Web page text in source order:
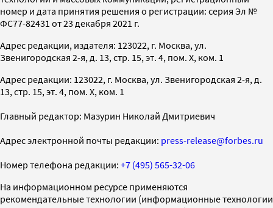
номер и дата принятия решения о регистрации: серия Эл №
ФС77-82431 от 23 декабря 2021 г.
Адрес редакции, издателя: 123022, г. Москва, ул.
Звенигородская 2-я, д. 13, стр. 15, эт. 4, пом. X, ком. 1
Адрес редакции: 123022, г. Москва, ул. Звенигородская 2-я, д.
13, стр. 15, эт. 4, пом. X, ком. 1
Главный редактор: Мазурин Николай Дмитриевич
Адрес электронной почты редакции: press-release@forbes.ru
Номер телефона редакции: +7 (495) 565-32-06
На информационном ресурсе применяются
рекомендательные технологии (информационные технологии